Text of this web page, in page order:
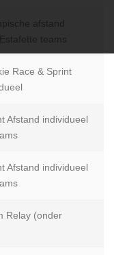
afstand
teams
Race & Sprint
Afstand individueel
Afstand individueel
Relay (onder